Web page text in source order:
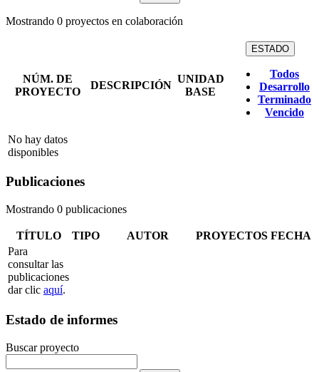
Mostrando 0 proyectos en colaboración
NÚM. DE
PROYECTO
DESCRIPCIÓN
UNIDAD
BASE
ESTADO
Todos
Desarrollo
Terminado
Vencido
No hay datos
disponibles
Publicaciones
Mostrando 0 publicaciones
TÍTULO TIPO AUTOR PROYECTOS FECHA
Para
consultar las
publicaciones
dar clic aquí.
Estado de informes
Buscar proyecto